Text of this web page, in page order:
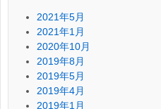
2021年5月
2021年1月
2020年10月
2019年8月
2019年5月
2019年4月
2019年1月